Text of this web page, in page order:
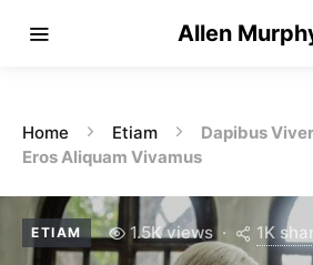
Allen
Home Etiam
Dapibus
Eros Aliquam Vivamus
ETIAM 1.5K views 1K